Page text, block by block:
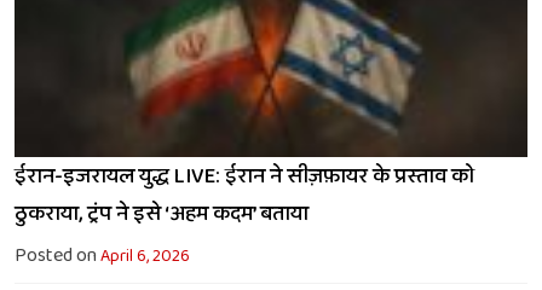
ईरान-इजरायल युद्ध LIVE: ईरान ने सीज़फ़ायर के प्रस्ताव को
ठुकराया, ट्रंप ने इसे ‘अहम कदम’ बताया
Posted onApril 6, 2026